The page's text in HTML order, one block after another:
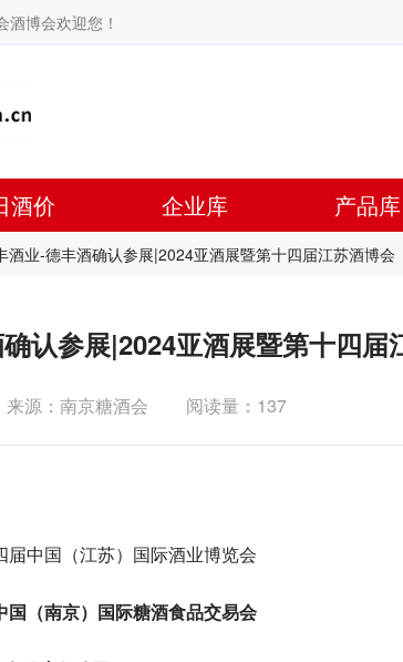
博会欢迎您！
酒价 企业库 产品库
酒业-德丰酒确认参展|2024亚酒展暨第十四届江苏酒博会
认参展|2024亚酒展暨第十四届
来源：南京糖酒会 阅读量：137
中国（江苏）国际酒业博览会
（南京）国际糖酒食品交易会